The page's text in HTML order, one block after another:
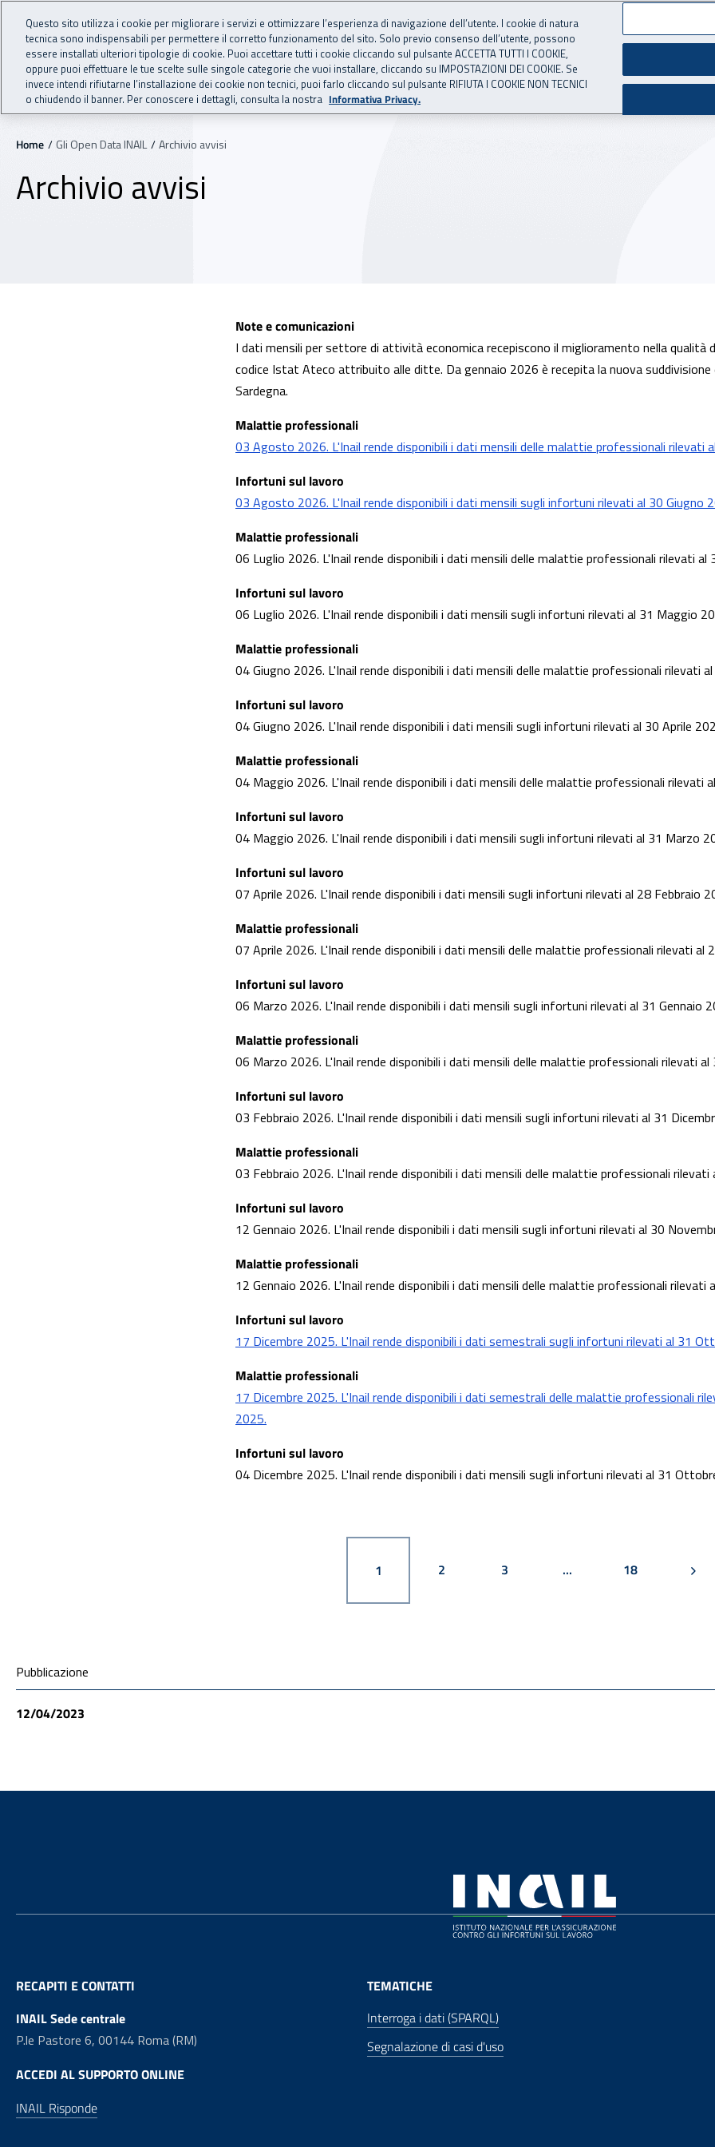
Vai al menu principale
Vai al contenuto principale
INAIL - Istituto Nazionale per l'Assicurazione
OPENDATA
Navigazione principale
Gli Open Data INAIL Dataset
Navigazione - Ti trovi in:
Home Gli Open Data INAIL Archivio avvisi
Archivio avvisi
Note e comunicazioni
I dati mensili per settore di attività economica recepiscono il miglioramento nella qualità
codice Istat Ateco attribuito alle ditte. Da gennaio 2026 è recepita la nuova suddivisione
Sardegna.
Malattie professionali
03 Agosto 2026. L'Inail rende disponibili i dati mensili delle malattie professionali rilevati
Infortuni sul lavoro
03 Agosto 2026. L'Inail rende disponibili i dati mensili sugli infortuni rilevati al 30 Giugno
Malattie professionali
06 Luglio 2026. L'Inail rende disponibili i dati mensili delle malattie professionali rilevati al
Infortuni sul lavoro
06 Luglio 2026. L'Inail rende disponibili i dati mensili sugli infortuni rilevati al 31 Maggio
Malattie professionali
04 Giugno 2026. L'Inail rende disponibili i dati mensili delle malattie professionali rilevati
Infortuni sul lavoro
04 Giugno 2026. L'Inail rende disponibili i dati mensili sugli infortuni rilevati al 30 Aprile
Malattie professionali
04 Maggio 2026. L'Inail rende disponibili i dati mensili delle malattie professionali rilevati
Infortuni sul lavoro
04 Maggio 2026. L'Inail rende disponibili i dati mensili sugli infortuni rilevati al 31 Marzo
Infortuni sul lavoro
07 Aprile 2026. L'Inail rende disponibili i dati mensili sugli infortuni rilevati al 28 Febbraio
Malattie professionali
07 Aprile 2026. L'Inail rende disponibili i dati mensili delle malattie professionali rilevati al
Infortuni sul lavoro
06 Marzo 2026. L'Inail rende disponibili i dati mensili sugli infortuni rilevati al 31 Gennaio
Malattie professionali
06 Marzo 2026. L'Inail rende disponibili i dati mensili delle malattie professionali rilevati al
Infortuni sul lavoro
03 Febbraio 2026. L'Inail rende disponibili i dati mensili sugli infortuni rilevati al 31
Malattie professionali
03 Febbraio 2026. L'Inail rende disponibili i dati mensili delle malattie professionali
Infortuni sul lavoro
12 Gennaio 2026. L'Inail rende disponibili i dati mensili sugli infortuni rilevati al 30
Malattie professionali
12 Gennaio 2026. L'Inail rende disponibili i dati mensili delle malattie professionali rilevati
Infortuni sul lavoro
17 Dicembre 2025. L'Inail rende disponibili i dati semestrali sugli infortuni rilevati al 31
Malattie professionali
17 Dicembre 2025. L'Inail rende disponibili i dati semestrali delle malattie professionali
2025.
Infortuni sul lavoro
04 Dicembre 2025. L'Inail rende disponibili i dati mensili sugli infortuni rilevati al 31
PAGINA
1 PAGINA
2 PAGINA
3 ... PAGINA
18
Condivisione social
Pubblicazione
12/04/2023
RECAPITI E CONTATTI
INAIL Sede centrale
P.le Pastore 6, 00144 Roma (RM)
ACCEDI AL SUPPORTO ONLINE
INAIL Risponde
TEMATICHE
Interroga i dati (SPARQL)
Segnalazione di casi d'uso
Questo sito utilizza i cookie per migliorare i servizi e ottimizzare l’esperienza di navigazione dell’utente. I cookie di natura
tecnica sono indispensabili per permettere il corretto funzionamento del sito. Solo previo consenso dell’utente, possono
essere installati ulteriori tipologie di cookie. Puoi accettare tutti i cookie cliccando sul pulsante ACCETTA TUTTI I COOKIE,
oppure puoi effettuare le tue scelte sulle singole categorie che vuoi installare, cliccando su IMPOSTAZIONI DEI COOKIE. Se
invece intendi rifiutarne l’installazione dei cookie non tecnici, puoi farlo cliccando sul pulsante RIFIUTA I COOKIE NON TECNICI
o chiudendo il banner. Per conoscere i dettagli, consulta la nostra Informativa Privacy.